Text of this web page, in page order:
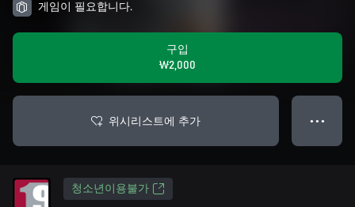
게임이 필요합니다.
구입
₩2,000
위시리스트에 추가 ● ● ●
청소년이용불가